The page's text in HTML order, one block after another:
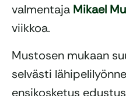
valmentaja Mikael
viikkoa.
Mustosen mukaan
selvästi
ensikosketus